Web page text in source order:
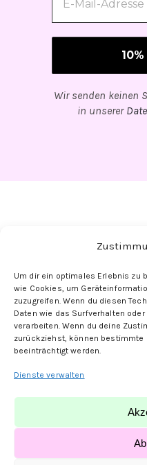
Um dir ein optimales Erlebnis zu
wie Cookies, um
zuzugreifen. Wenn du diesen
Daten wie das Surfverhalten
verarbeiten. Wenn du deine
zurückziehst, können bestimmte
beeinträchtigt werden.
Dienste verwalten
Wir senden keinen
in unserer
Folge